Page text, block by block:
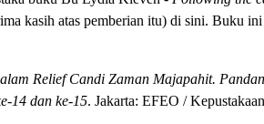
kasih atas pemberian itu) di sini. Buku ini
Relief Candi Zaman Majapahit.
14 dan ke-15. Jakarta: EFEO /